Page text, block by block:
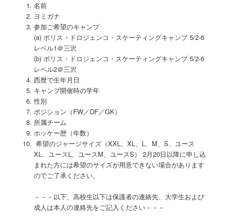
名前
ヨミガナ
参加ご希望のキャンプ
(a) ボリス・ドロジェンコ・スケーティングキャンプ 5/2-6
レベル1＠三沢
(b) ボリス・ドロジェンコ・スケーティングキャンプ 5/2-6
レベル2＠三沢
西暦で生年月日
キャンプ開催時の学年
性別
ポジション（FW／DF／GK）
所属チーム
ホッケー歴（年数）
希望のジャージサイズ（XXL、XL、L、M、S、ユース
XL、ユースL、ユースM、ユースS） 2月20日以降に申し込
まれた方には希望のサイズが用意できない場合があります
のでご了承ください。
－－－以下、高校生以下は保護者の連絡先、大学生および
成人は本人の連絡先をご記入ください－－－